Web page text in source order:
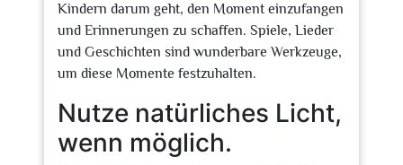
Kindern darum geht, den Moment einzufangen
und Erinnerungen zu schaffen. Spiele, Lieder
und Geschichten sind wunderbare Werkzeuge,
um diese Momente festzuhalten.
Nutze natürliches Licht,
wenn möglich.